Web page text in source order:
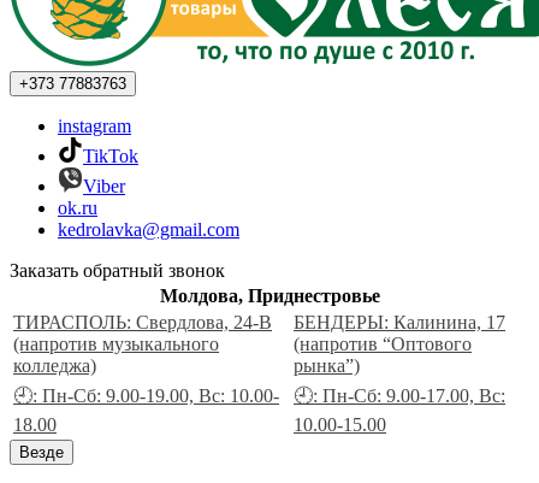
+373 77883763
instagram
TikTok
Viber
ok.ru
kedrolavka@gmail.com
Заказать обратный звонок
Молдова, Приднестровье
ТИРАСПОЛЬ: Свердлова, 24-В
(напротив музыкального
колледжа)
БЕНДЕРЫ: Калинина, 17
(напротив “Оптового
рынка”)
🕘: Пн-Сб: 9.00-19.00, Вс: 10.00-
18.00
🕘: Пн-Сб: 9.00-17.00, Вс:
10.00-15.00
Везде